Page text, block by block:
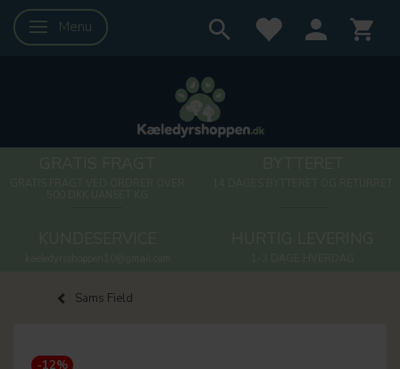
Skifte navigation
Menu
Sams Field
-12%